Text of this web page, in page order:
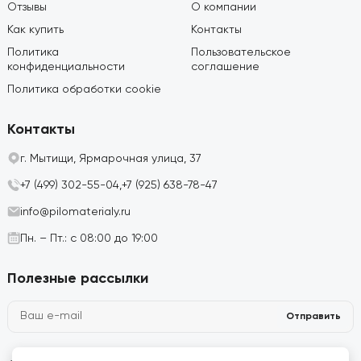
Отзывы
Как купить
Политика
конфиденциальности
Политика обработки cookie
О компании
Контакты
Пользовательское
соглашение
Контакты
г. Мытищи, Ярмарочная улица, 37
+7 (499) 302-55-04,+7 (925) 638-78-47
info@pilomaterialy.ru
Пн. – Пт.: с 08:00 до 19:00
Полезные рассылки
Отправить